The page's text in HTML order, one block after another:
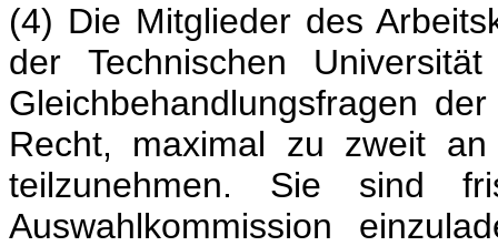
(4) Die Mitglieder des
der Technischen
Gleichbehandlungsfragen
Recht, maximal zu zweit an
teilzunehmen. Sie sind
Auswahlkommission